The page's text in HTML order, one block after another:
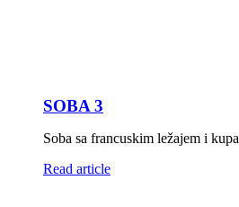
SOBA 3
Soba sa francuskim ležajem i
Read article